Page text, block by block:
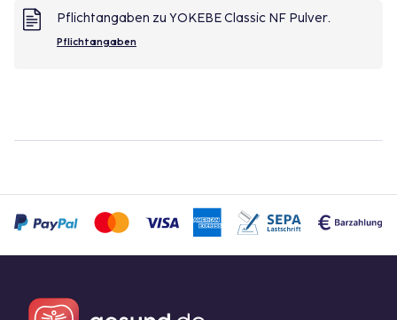
Pflichtangaben zu YOKEBE Classic NF Pulver.
Pflichtangaben